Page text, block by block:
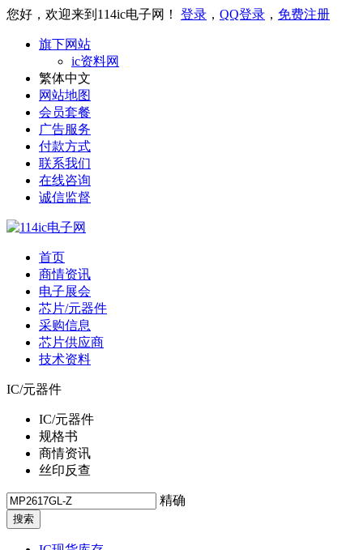
您好，欢迎来到114ic电子网！ 登录 ， QQ登录 ， 免费注册
旗下网站
ic资料网
繁体中文
网站地图
会员套餐
广告服务
付款方式
联系我们
在线咨询
诚信监督
首页
商情资讯
电子展会
芯片/元器件
采购信息
芯片供应商
技术资料
IC/元器件
IC/元器件
规格书
商情资讯
丝印反查
精确